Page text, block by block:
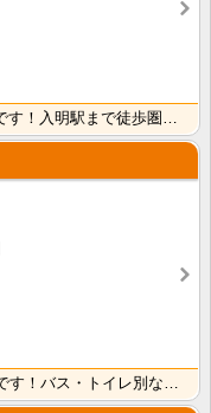
入明にあるネット月額使用料不要のお部屋です！入明駅まで徒歩圏内の生活に便利な立地です！
ＪＲ入明駅まで徒歩5分♪生活に便利な立地です！バス・トイレ別なので、ゆったり湯船に浸かれますね！